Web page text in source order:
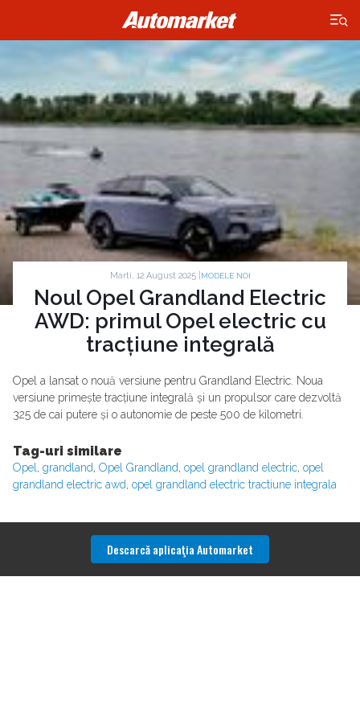
×
Marti, 12 August 2025 | MODELE NOI
Noul Opel Grandland Electric
AWD: primul Opel electric cu
tracțiune integrală
Opel a lansat o nouă versiune pentru Grandland Electric. Noua
versiune primește tracțiune integrală și un propulsor care dezvoltă
325 de cai putere și o autonomie de peste 500 de kilometri.
Tag-uri similare
Opel, grandland, Opel Grandland, opel grandland electric, opel
grandland electric awd, opel grandland electric tractiune integrala
Descarcă aplicaţia Automarket